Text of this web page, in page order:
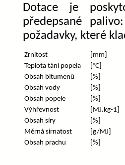
Dotace je
předepsané
požadavky, které
Zrnitost
[mm]
Teplota tání popela
[°C]
Obsah bitumenů
[%]
Obsah vody
[%]
Obsah popele
[%]
Výhřevnost
[MJ.kg-1]
Obsah síry
[%]
Měrná sirnatost
[g/MJ]
Obsah prachu
[%]